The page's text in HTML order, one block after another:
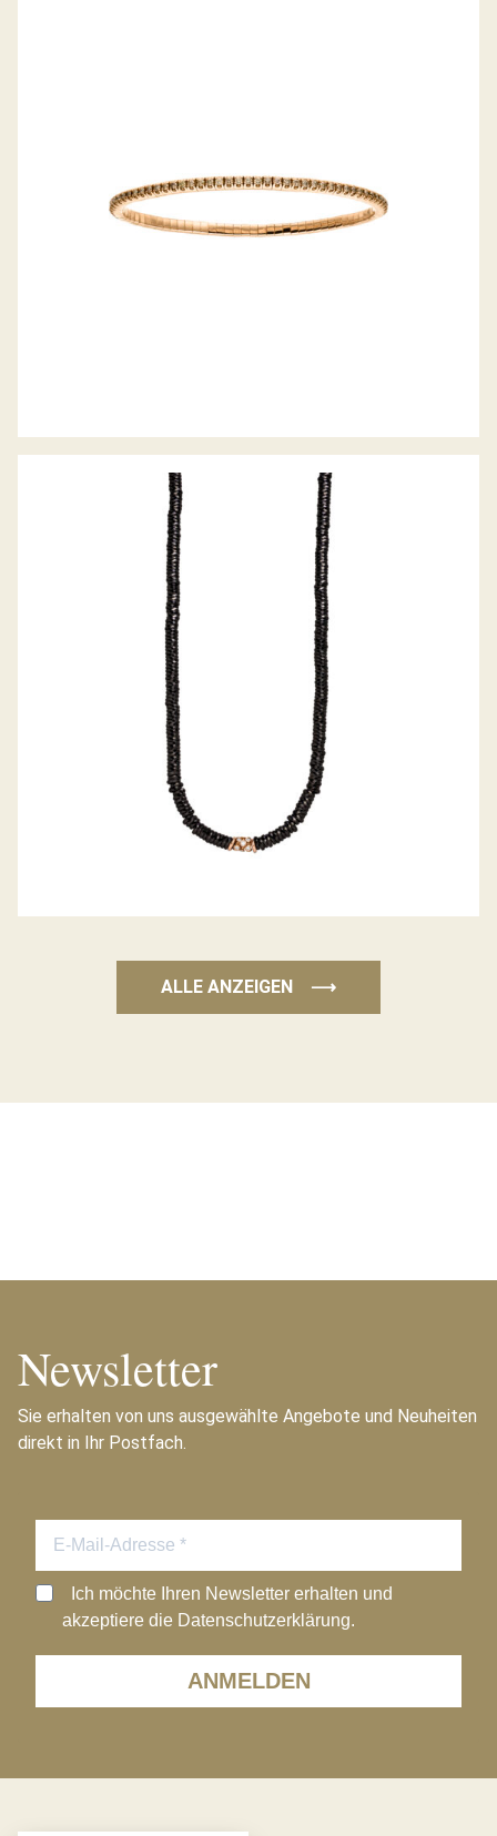
DIAMANTCOLLIER LOOP MIT KERAMIK
ALLE ANZEIGEN ⟶
Newsletter
Sie erhalten von uns ausgewählte Angebote und Neuheiten
direkt in Ihr Postfach.
ANMELDEN
Ich möchte Ihren Newsletter erhalten und
akzeptiere die Datenschutzerklärung.